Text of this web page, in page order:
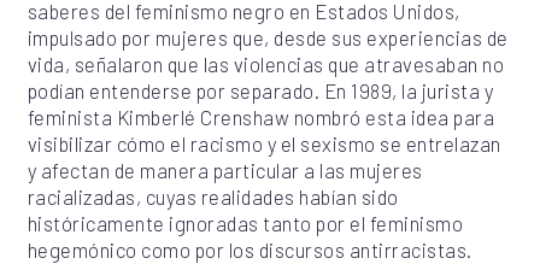
saberes del feminismo negro en Estados Unidos,
impulsado por mujeres que, desde sus experiencias de
vida, señalaron que las violencias que atravesaban no
podían entenderse por separado. En 1989, la jurista y
feminista Kimberlé Crenshaw nombró esta idea para
visibilizar cómo el racismo y el sexismo se entrelazan
y afectan de manera particular a las mujeres
racializadas, cuyas realidades habían sido
históricamente ignoradas tanto por el feminismo
hegemónico como por los discursos antirracistas.